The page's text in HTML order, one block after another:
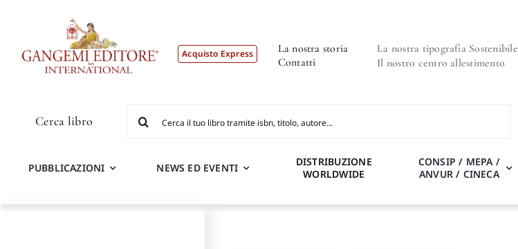
Acquisto Express
La nostra storia
Contatti
La nostra tipografia Sostenibile
Il nostro centro allestimento
Cerca libro
per:
PUBBLICAZIONI NEWS ED EVENTI
DISTRIBUZIONE
WORLDWIDE
CONSIP / MEPA /
ANVUR / CINECA